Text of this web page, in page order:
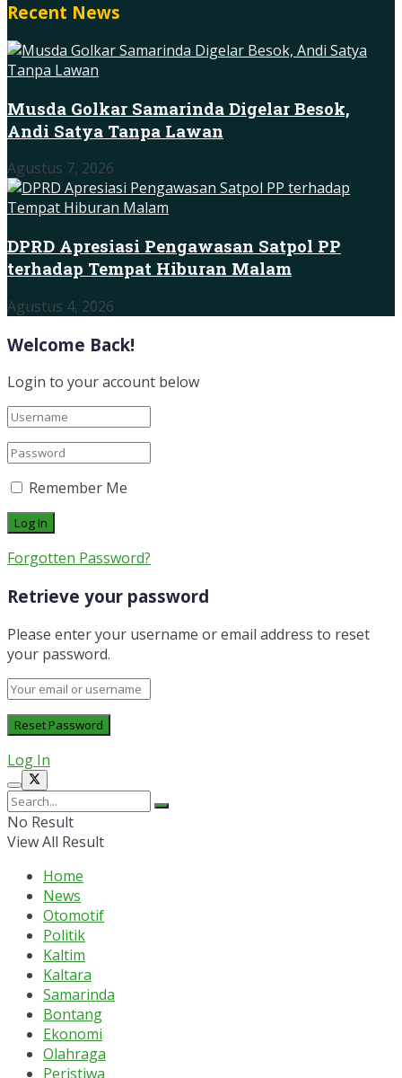
Recent News
Musda Golkar Samarinda Digelar Besok,
Andi Satya Tanpa Lawan
Agustus 7, 2026
DPRD Apresiasi Pengawasan Satpol PP
terhadap Tempat Hiburan Malam
Agustus 4, 2026
Welcome Back!
Login to your account below
Remember Me
Forgotten Password?
Retrieve your password
Please enter your username or email address to reset
your password.
Log In
No Result
View All Result
Home
News
Otomotif
Politik
Kaltim
Kaltara
Samarinda
Bontang
Ekonomi
Olahraga
Peristiwa